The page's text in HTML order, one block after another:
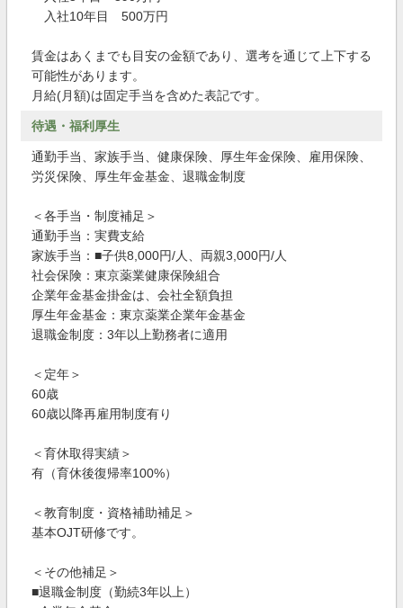
入社10年目 500万円
賃金はあくまでも目安の金額であり、選考を通じて上下する
可能性があります。
月給(月額)は固定手当を含めた表記です。
待遇・福利厚生
通勤手当、家族手当、健康保険、厚生年金保険、雇用保険、
労災保険、厚生年金基金、退職金制度
＜各手当・制度補足＞
通勤手当：実費支給
家族手当：■子供8,000円/人、両親3,000円/人
社会保険：東京薬業健康保険組合
企業年金基金掛金は、会社全額負担
厚生年金基金：東京薬業企業年金基金
退職金制度：3年以上勤務者に適用
＜定年＞
60歳
60歳以降再雇用制度有り
＜育休取得実績＞
有（育休後復帰率100%）
＜教育制度・資格補助補足＞
基本OJT研修です。
＜その他補足＞
■退職金制度（勤続3年以上）